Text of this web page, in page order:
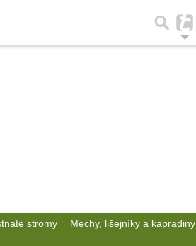
stromy Mechy, lišejníky a kapradiny